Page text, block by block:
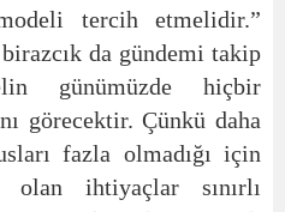
tercih etmelidir.”
da gündemi takip
günümüzde hiçbir
görecektir. Çünkü daha
fazla olmadığı için
olan ihtiyaçlar sınırlı